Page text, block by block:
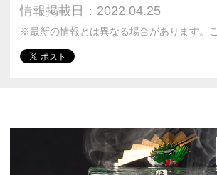
情報掲載日：2022.04.25
※最新の情報とは異なる場合があります。